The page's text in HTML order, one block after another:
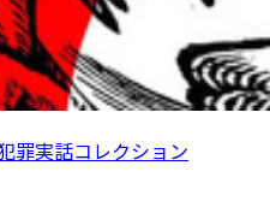
罪実話コレクション